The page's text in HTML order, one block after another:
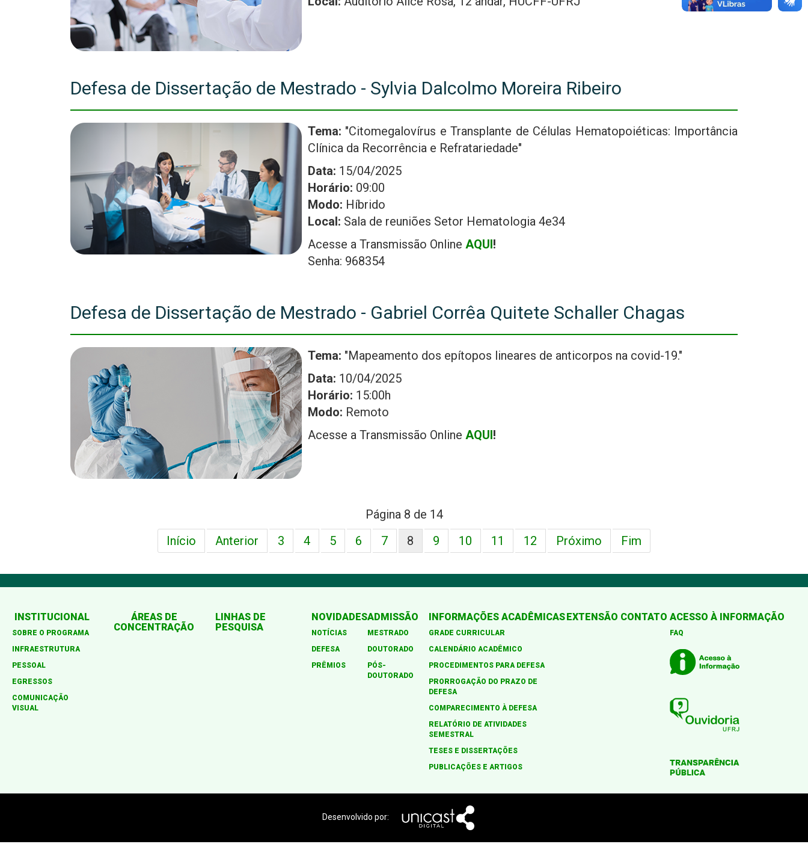
Defesa de Dissertação de Mestrado - Sylvia Dalcolmo Moreira Ribeiro
Tema: "Citomegalovírus e Transplante de Células Hematopoiéticas: Importância
Clínica da Recorrência e Refratariedade"
Data: 15/04/2025
Horário: 09:00
Modo: Híbrido
Local: Sala de reuniões Setor Hematologia 4e34
Acesse a Transmissão Online AQUI!
Senha: 968354
Defesa de Dissertação de Mestrado - Gabriel Corrêa Quitete Schaller Chagas
Tema: "Mapeamento dos epítopos lineares de anticorpos na covid-19."
Data: 10/04/2025
Horário: 15:00h
Modo: Remoto
Acesse a Transmissão Online AQUI!
Página 8 de 14
Início
Anterior 3 4 5 6 7 8 9 10 11 12 Próximo Fim
INSTITUCIONAL
SOBRE O PROGRAMA
INFRAESTRUTURA
PESSOAL
EGRESSOS
COMUNICAÇÃO
VISUAL
ÁREAS DE
CONCENTRAÇÃO
LINHAS DE
PESQUISA
NOVIDADES
NOTÍCIAS
DEFESA
PRÊMIOS
ADMISSÃO
MESTRADO
DOUTORADO
PÓS-
DOUTORADO
INFORMAÇÕES ACADÊMICAS
GRADE CURRICULAR
CALENDÁRIO ACADÊMICO
PROCEDIMENTOS PARA DEFESA
PRORROGAÇÃO DO PRAZO DE
DEFESA
COMPARECIMENTO À DEFESA
RELATÓRIO DE ATIVIDADES
SEMESTRAL
TESES E DISSERTAÇÕES
PUBLICAÇÕES E ARTIGOS
EXTENSÃO CONTATO ACESSO À INFORMAÇÃO
FAQ
Desenvolvido por: